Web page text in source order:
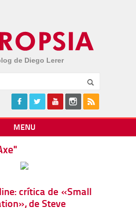
de Diego Lerer
MENU
crítica de «Small
de Steve